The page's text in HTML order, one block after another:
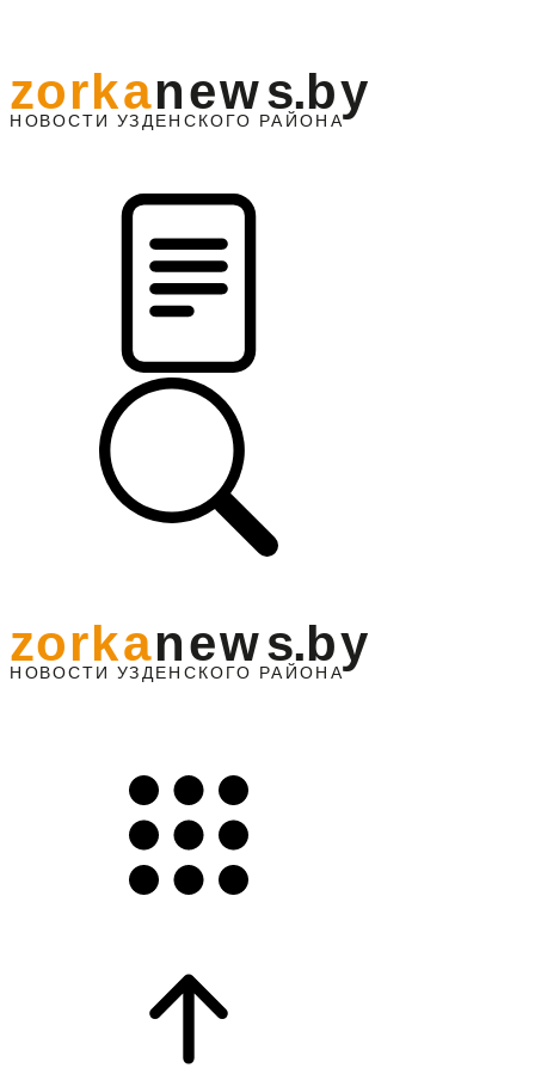
НО ВОСТИ УЗДЕНС КО ГО РАЙОНА
zorkanews.by